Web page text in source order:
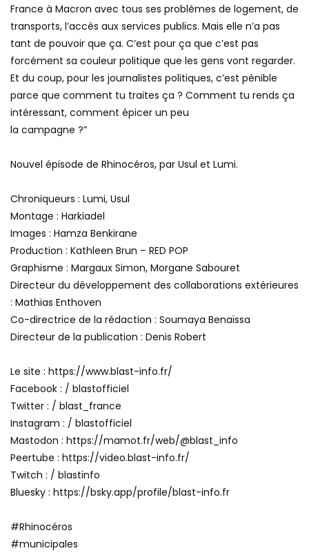
France à Macron avec tous ses problèmes de logement, de
transports, l’accès aux services publics. Mais elle n’a pas
tant de pouvoir que ça. C’est pour ça que c’est pas
forcément sa couleur politique que les gens vont regarder.
Et du coup, pour les journalistes politiques, c’est pénible
parce que comment tu traites ça ? Comment tu rends ça
intéressant, comment épicer un peu
la campagne ?”
Nouvel épisode de Rhinocéros, par Usul et Lumi.
Chroniqueurs : Lumi, Usul
Montage : Harkiadel
Images : Hamza Benkirane
Production : Kathleen Brun – RED POP
Graphisme : Margaux Simon, Morgane Sabouret
Directeur du développement des collaborations extérieures
: Mathias Enthoven
Co-directrice de la rédaction : Soumaya Benaïssa
Directeur de la publication : Denis Robert
Le site : https://www.blast-info.fr/
Facebook : / blastofficiel
Twitter : / blast_france
Instagram : / blastofficiel
Mastodon : https://mamot.fr/web/@blast_info
Peertube : https://video.blast-info.fr/
Twitch : / blastinfo
Bluesky : https://bsky.app/profile/blast-info.fr
#Rhinocéros
#municipales